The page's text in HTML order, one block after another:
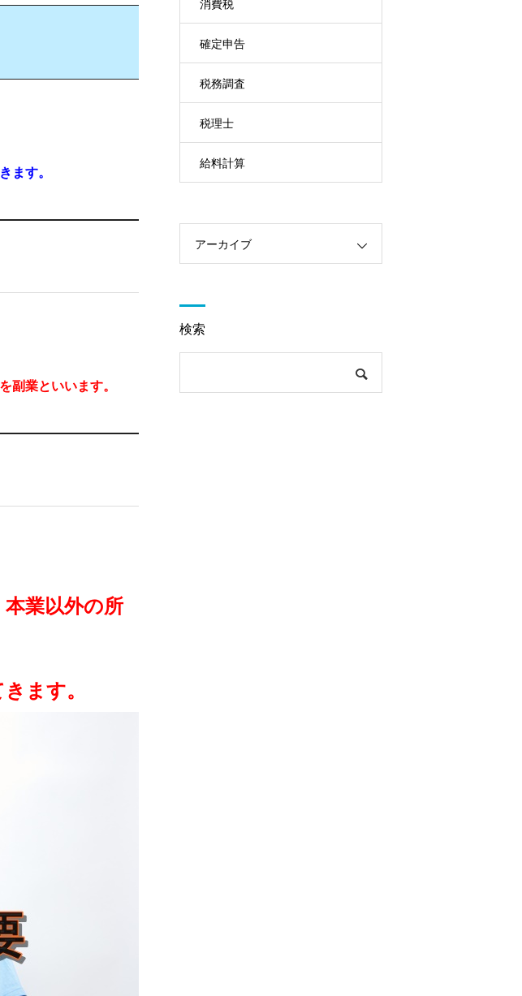
ます。
副業といいます。
本業以外の所
ます。
消費税
確定申告
税務調査
税理士
給料計算
アーカイブ
検索